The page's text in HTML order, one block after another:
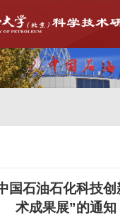
国石油石化科技
术成果展”的通知